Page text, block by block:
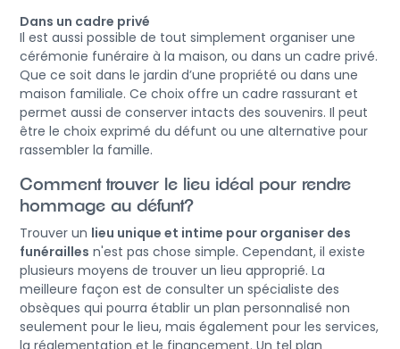
Dans un cadre privé
Il est aussi possible de tout simplement organiser une
cérémonie funéraire à la maison, ou dans un cadre privé.
Que ce soit dans le jardin d’une propriété ou dans une
maison familiale. Ce choix offre un cadre rassurant et
permet aussi de conserver intacts des souvenirs. Il peut
être le choix exprimé du défunt ou une alternative pour
rassembler la famille.
Comment trouver le lieu idéal pour rendre
hommage au défunt?
Trouver un lieu unique et intime pour organiser des
funérailles n'est pas chose simple. Cependant, il existe
plusieurs moyens de trouver un lieu approprié. La
meilleure façon est de consulter un spécialiste des
obsèques qui pourra établir un plan personnalisé non
seulement pour le lieu, mais également pour les services,
la réglementation et le financement. Un tel plan